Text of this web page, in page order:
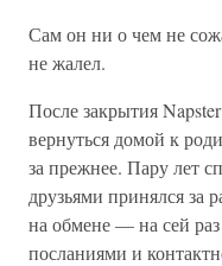
Сам он ни о чем не
не жалел.
После закрытия
вернуться домой к
за прежнее. Пару лет
друзьями принялся за
на обмене — на сей
посланиями и